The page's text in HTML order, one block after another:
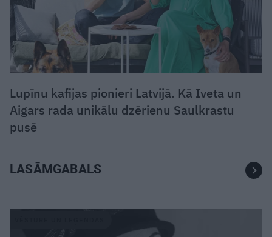
Lupīnu kafijas pionieri Latvijā. Kā Iveta un
Aigars rada unikālu dzērienu Saulkrastu
pusē
LASĀMGABALS